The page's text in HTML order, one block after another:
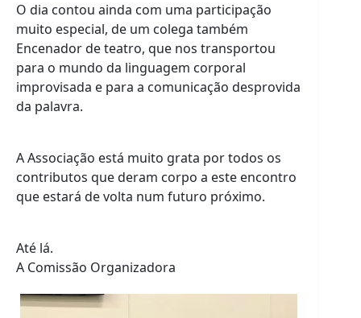
O dia contou ainda com uma participação
muito especial, de um colega também
Encenador de teatro, que nos transportou
para o mundo da linguagem corporal
improvisada e para a comunicação desprovida
da palavra.
A Associação está muito grata por todos os
contributos que deram corpo a este encontro
que estará de volta num futuro próximo.
Até lá.
A Comissão Organizadora